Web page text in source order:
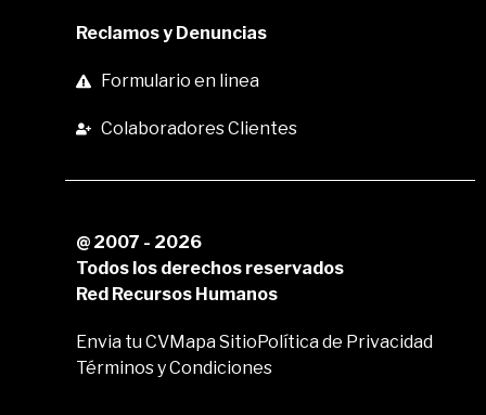
Reclamos y Denuncias
Formulario en linea
Colaboradores Clientes
@ 2007 - 2026
Todos los derechos reservados
Red Recursos Humanos
Envia tu CVMapa SitioPolítica de Privacidad
Términos y Condiciones